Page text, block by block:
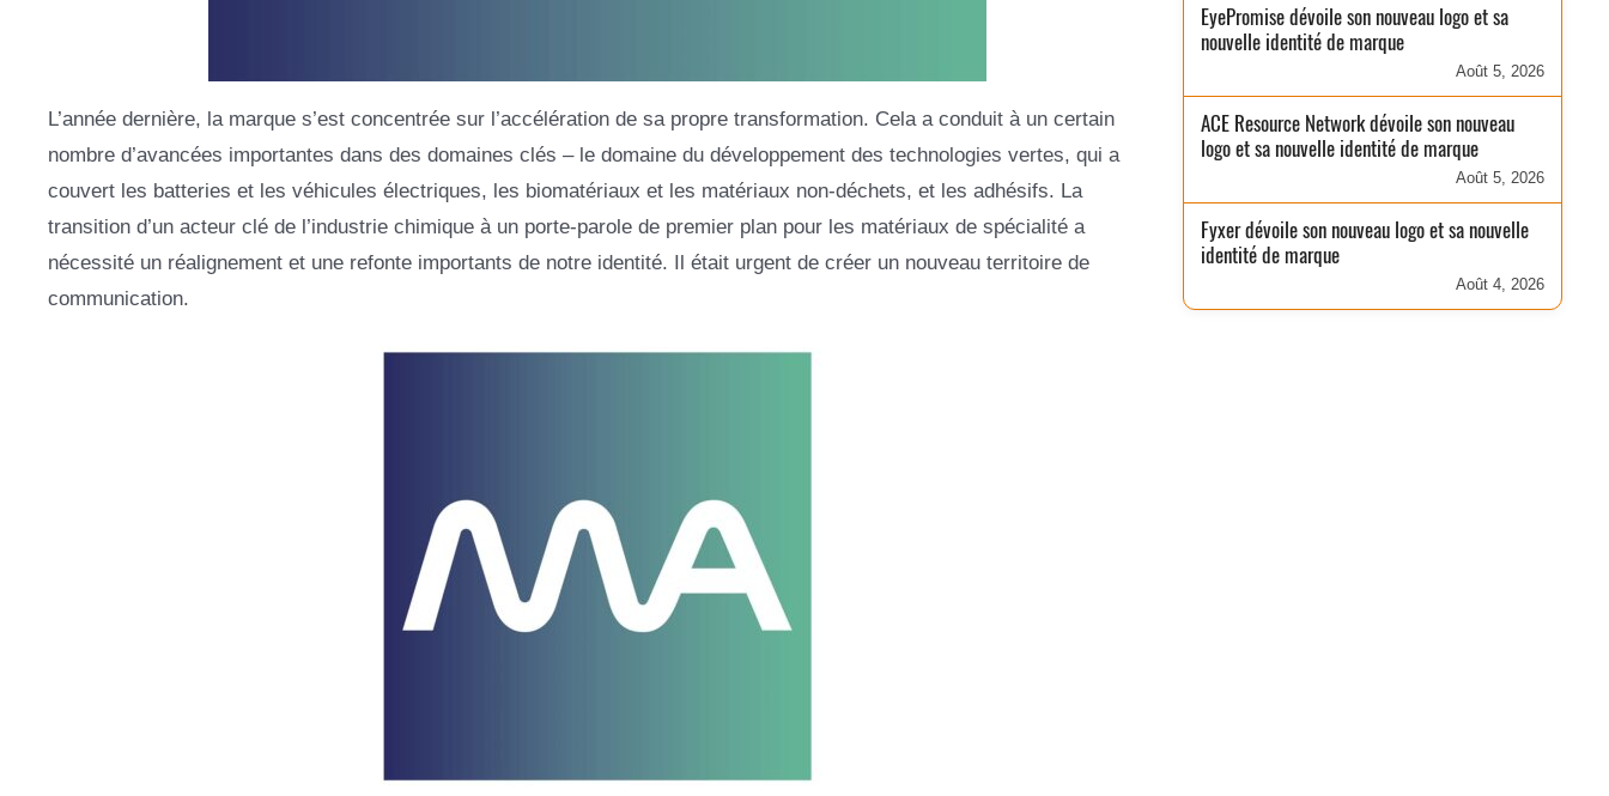
L’année dernière, la marque s’est concentrée sur l’accélération de sa propre transformation. Cela a conduit à un certain
nombre d’avancées importantes dans des domaines clés – le domaine du développement des technologies vertes, qui a
couvert les batteries et les véhicules électriques, les biomatériaux et les matériaux non-déchets, et les adhésifs. La
transition d’un acteur clé de l’industrie chimique à un porte-parole de premier plan pour les matériaux de spécialité a
nécessité un réalignement et une refonte importants de notre identité. Il était urgent de créer un nouveau territoire de
communication.
EyePromise dévoile son nouveau logo et sa
nouvelle identité de marque
Août 5, 2026
ACE Resource Network dévoile son nouveau
logo et sa nouvelle identité de marque
Août 5, 2026
Fyxer dévoile son nouveau logo et sa nouvelle
identité de marque
Août 4, 2026